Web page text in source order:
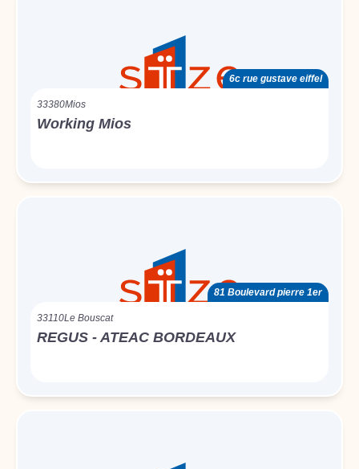
6c rue gustave eiffel
33380Mios
Working Mios
81 Boulevard pierre 1er
33110Le Bouscat
REGUS - ATEAC BORDEAUX